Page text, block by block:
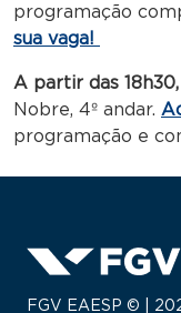
programação
sua vaga!
A partir das 18h30,
Nobre, 4º andar.
programação e
FGV EAESP © |